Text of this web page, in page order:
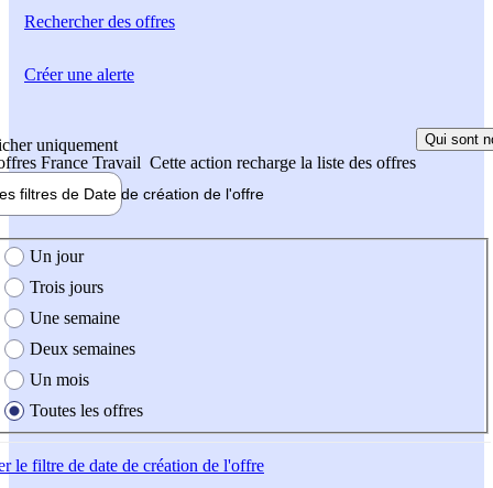
Rechercherdes offres
uniquement
France Travail Cette action recharge la liste des offres
Qui sont
filtres de Date de création de l'offre
création de l'offre
Un jour
Trois jours
Une semaine
Deux semaines
Un mois
Toutes les offres
le filtre de date de création de l'offre
Créer une alerte